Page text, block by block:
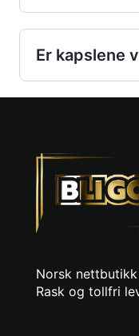
Er kapslene
Norsk
Rask og tollfri